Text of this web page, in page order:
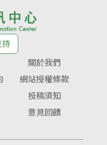
持
關於我們
網站授權條款
投稿須知
意見回饋